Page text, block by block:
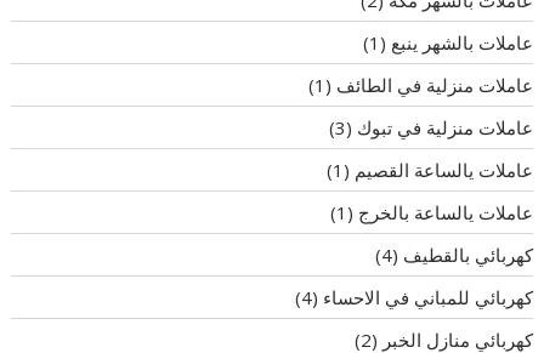
عاملات بالشهر ينبع (1)
عاملات منزلية في الطائف (1)
عاملات منزلية في تبوك (3)
عاملات يالساعة القصيم (1)
عاملات يالساعة بالخرج (1)
كهربائي بالقطيف (4)
كهربائي للمباني في الاحساء (4)
كهربائي منازل الخبر (2)